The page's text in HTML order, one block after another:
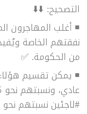
التصحيح: ⬇️⬇️
◾ أغلب
نفقتهم الخاصة
من الحكومة. ✅
◾ يمكن تقسيم
#لاجئين نسبتهم نحو 5%. ✅